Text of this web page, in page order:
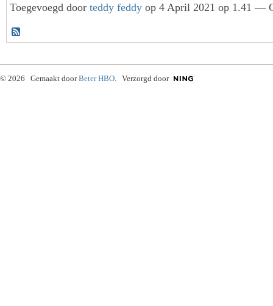
Toegevoegd door teddy feddy op 4 April 2021 op 1.41 —
© 2026 Gemaakt doorBeter HBO . Verzorgd door